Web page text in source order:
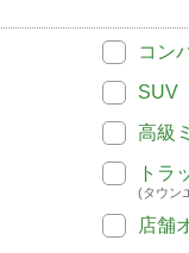
コン
SUV
高級
トラ
(タウン
店舗